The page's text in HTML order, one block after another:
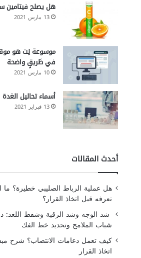
هل يصلح فيتامين
13 مارس 2021
موسوعة نِت هو
في طَريقٍ واضحة
10 مارس 2021
أسماء تحاليل الغدة
13 فبراير 2021
أحدث المقالات
هل عملية الرباط الصليبي خطيرة؟
تعرفه قبل اتخاذ القرار؟
شد الوجه وشد الرقبة وشفط اللغد:
شباب الملامح وتحديد خط الفك
كيف تعمل دعامات الانتصاب؟ شرح
اتخاذ القرار